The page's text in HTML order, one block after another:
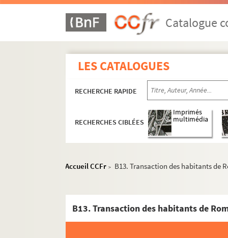
Catalogue
LES CATALOGUES
RECHERCHE RAPIDE
RECHERCHES CIBLÉES
Imprimés
multimédia
Accueil CCFr > B13. Transaction des habitants de
B13. Transaction des habitants de